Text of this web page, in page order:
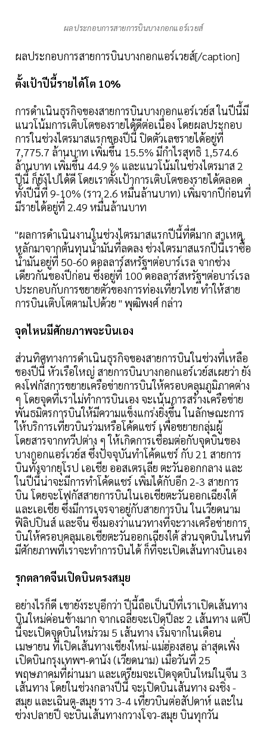
ผลประกอบการสายการบินบางกอกแอร์เวยส์
ผลประกอบการสายการบินบางกอกแอร์เวยส์[/caption]
ตั้งเป้าปีนี้รายได้โต 10%
การดำเนินธุรกิจของสายการบินบางกอกแอร์เวย์ส ในปีนี้มี
แนวโน้มการเติบโตของรายได้ดีต่อเนื่อง โดยผลประกอบ
การในช่วงไตรมาสแรกของปีนี้ ปิดตัวเลขรายได้อยู่ที่
7,775.7 ล้านบาท เพิ่มขึ้น 15.5% มีกำไรสุทธิ 1,574.6
ล้านบาท เพิ่มขึ้น 44.9 % และแนวโน้มในช่วงไตรมาส 2
ปีนี้ ก็ยังไปได้ดี โดยเราตั้งเป้าการเติบโตของรายได้ตลอด
ทั้งปีนี้ที่ 9-10% (ราว 2.6 หมื่นล้านบาท) เพิ่มจากปีก่อนที่
มีรายได้อยู่ที่ 2.49 หมื่นล้านบาท
"ผลการดำเนินงานในช่วงไตรมาสแรกปีนี้ที่ดีมาก สาเหตุ
หลักมาจากต้นทุนน้ำมันที่ลดลง ช่วงไตรมาสแรกปีนี้เราซื้อ
น้ำมันอยู่ที่ 50-60 ดอลลาร์สหรัฐฯต่อบาร์เรล จากช่วง
เดียวกันของปีก่อน ซึ่งอยู่ที่ 100 ดอลลาร์สหรัฐฯต่อบาร์เรล
ประกอบกับการขยายตัวของการท่องเที่ยวไทย ทำให้สาย
การบินเติบโตตามไปด้วย " พุฒิพงศ์ กล่าว
จุดไหนมีศักยภาพจะบินเอง
ส่วนทิศทางการดำเนินธุรกิจของสายการบินในช่วงที่เหลือ
ของปีนี้ หัวเรือใหญ่ สายการบินบางกอกแอร์เวย์สเผยว่า ยัง
คงโฟกัสการขยายเครือข่ายการบินให้ครอบคลุมภูมิภาคต่าง
ๆ โดยจุดที่เราไม่ทำการบินเอง จะเน้นการสร้างเครือข่าย
พันธมิตรการบินให้มีความแข็งแกร่งยิ่งขึ้น ในลักษณะการ
ให้บริการเที่ยวบินร่วมหรือโค้ดแชร์ เพื่อขยายกลุ่มผู้
โดยสารจากทวีปต่าง ๆ ให้เกิดการเชื่อมต่อกับจุดบินของ
บางกอกแอร์เวย์ส ซึ่งปัจจุบันทำโค้ดแชร์ กับ 21 สายการ
บินทั้งจากยุโรป เอเชีย ออสเตรเลีย ตะวันออกกลาง และ
ในปีนี้น่าจะมีการทำโค้ดแชร์ เพิ่มได้กับอีก 2-3 สายการ
บิน โดยจะโฟกัสสายการบินในเอเชียตะวันออกเฉียงใต้
และเอเชีย ซึ่งมีการเจรจาอยู่กับสายการบิน ในเวียดนาม
ฟิลิปปินส์ และจีน ซึ่งมองว่าแนวทางที่จะวางเครือข่ายการ
บินให้ครอบคลุมเอเชียตะวันออกเฉียงใต้ ส่วนจุดบินไหนที่
มีศักยภาพที่เราจะทำการบินได้ ก็ที่จะเปิดเส้นทางบินเอง
รุกตลาดจีนเปิดบินตรงสมุย
อย่างไรก็ดี เขายังระบุอีกว่า ปีนี้ถือเป็นปีที่เราเปิดเส้นทาง
บินใหม่ค่อนข้างมาก จากเฉลี่ยจะเปิดปีละ 2 เส้นทาง แต่ปี
นี้จะเปิดจุดบินใหม่รวม 5 เส้นทาง เริ่มจากในเดือน
เมษายน ที่เปิดเส้นทางเชียงใหม่-แม่ฮ่องสอน ล่าสุดเพิ่ง
เปิดบินกรุงเทพฯ-ดานัง (เวียดนาม) เมื่อวันที่ 25
พฤษภาคมที่ผ่านมา และเตรียมจะเปิดจุดบินใหม่ในจีน 3
เส้นทาง โดยในช่วงกลางปีนี้ จะเปิดบินเส้นทาง ฉงชิ่ง -
สมุย และเฉินตู-สมุย ราว 3-4 เที่ยวบินต่อสัปดาห์ และใน
ช่วงปลายปี จะบินเส้นทางกวางโจว-สมุย บินทุกวัน